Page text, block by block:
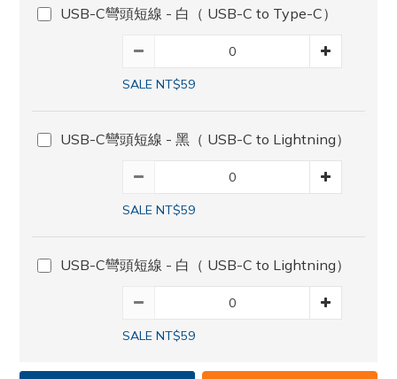
USB-C彎頭短線 - 白（ USB-C to Type-C）
SALE NT$59
USB-C彎頭短線 - 黑（ USB-C to Lightning）
SALE NT$59
USB-C彎頭短線 - 白（ USB-C to Lightning）
SALE NT$59